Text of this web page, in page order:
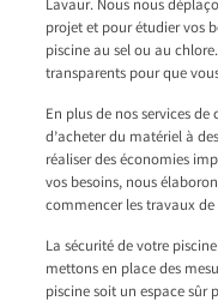
Lavaur. Nous nous
projet et pour étudier vos
piscine au sel ou au
transparents pour que
En plus de nos services
d’acheter du matériel à
réaliser des économies
vos besoins, nous
commencer les travaux
La sécurité de votre
mettons en place des
piscine soit un espace